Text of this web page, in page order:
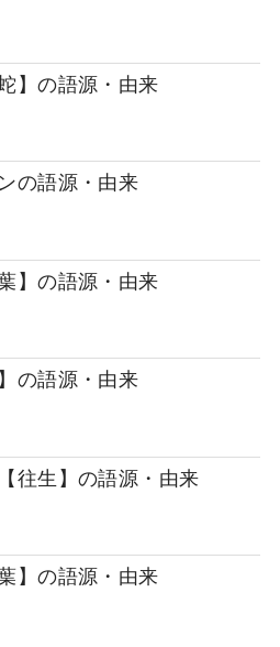
】の語源・由来
の語源・由来
】の語源・由来
の語源・由来
往生】の語源・由来
】の語源・由来